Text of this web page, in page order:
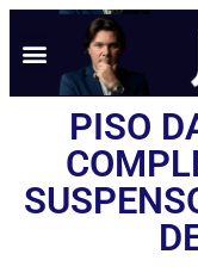
PISO